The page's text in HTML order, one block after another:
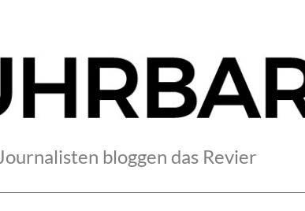
Journalisten bloggen das Revier